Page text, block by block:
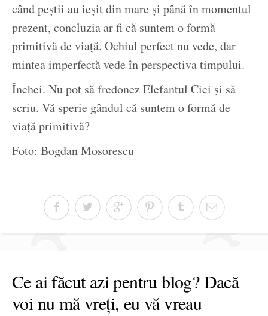
când peștii au ieșit din mare și până în momentul
prezent, concluzia ar fi că suntem o formă
primitivă de viață. Ochiul perfect nu vede, dar
mintea imperfectă vede în perspectiva timpului.
Închei. Nu pot să fredonez Elefantul Cici și să
scriu. Vă sperie gândul că suntem o formă de
viață primitivă?
Foto: Bogdan Mosorescu
Ce ai făcut azi pentru blog? Dacă
voi nu mă vreți, eu vă vreau